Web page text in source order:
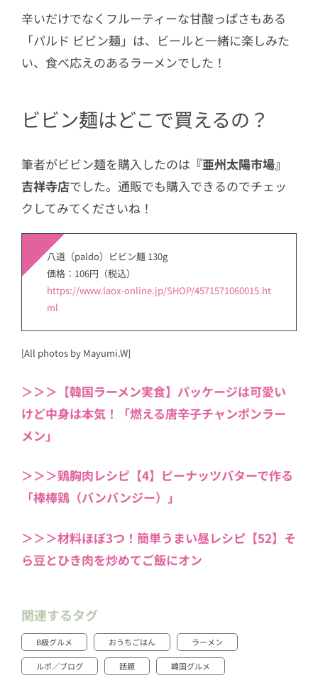
辛いだけでなくフルーティーな甘酸っぱさもある
「パルド ビビン麺」は、ビールと一緒に楽しみた
い、食べ応えのあるラーメンでした！
ビビン麺はどこで買えるの？
筆者がビビン麺を購入したのは 『亜州太陽市場』
吉祥寺店でした。通販でも購入できるのでチェッ
クしてみてくださいね！
八道（paldo）ビビン麺 130g
価格：106円（税込）
https://www.laox-online.jp/SHOP/4571571060015.ht
ml
[All photos by Mayumi.W]
＞＞＞【韓国ラーメン実食】パッケージは可愛い
けど中身は本気！「燃える唐辛子チャンポンラー
メン」
＞＞＞鶏胸肉レシピ【4】ピーナッツバターで作る
「棒棒鶏（バンバンジー）」
＞＞＞材料ほぼ3つ！簡単うまい昼レシピ【52】そ
ら豆とひき肉を炒めてご飯にオン
関連するタグ
B級グルメ おうちごはん ラーメン
ルポ／ブログ 話題 韓国グルメ